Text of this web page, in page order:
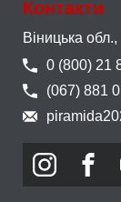
Контакти
Віницька
0 (800) 21
(067) 881